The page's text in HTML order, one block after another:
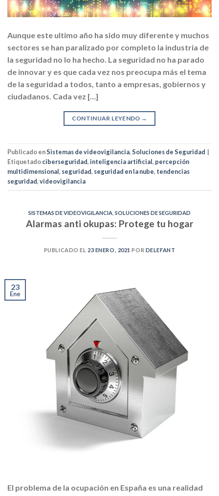
Aunque este ultimo año ha sido muy diferente y muchos
sectores se han paralizado por completo la industria de
la seguridad no lo ha hecho. La seguridad no ha parado
de innovar y es que cada vez nos preocupa más el tema
de la seguridad a todos, tanto a empresas, gobiernos y
ciudadanos. Cada vez […]
CONTINUAR LEYENDO →
Publicado enSistemas de videovigilancia,Soluciones de Seguridad |
Etiquetadociberseguridad,inteligencia artificial, percepción
multidimensional, seguridad, seguridad en la nube, tendencias
seguridad,videovigilancia
SISTEMAS DE VIDEOVIGILANCIA SOLUCIONES DE SEGURIDAD
Alarmas anti okupas: Protege tu hogar
PUBLICADO EL 23 ENERO, 2021 POR DELEFANT
23
Ene
El problema de la ocupación en España es una realidad